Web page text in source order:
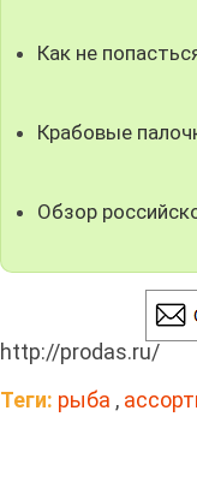
Как не
Крабовые
Обзор
http://prodas.ru/
Теги: рыба ,